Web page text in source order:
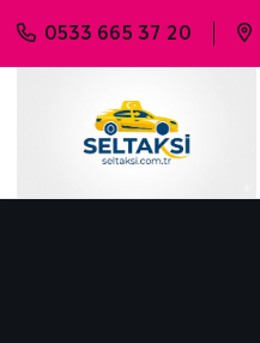
0533 665 37 20